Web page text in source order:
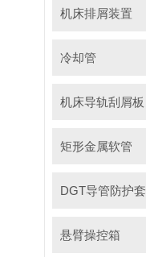
机床排屑装置
冷却管
机床导轨刮屑板
矩形金属软管
DGT导管防护套
悬臂操控箱